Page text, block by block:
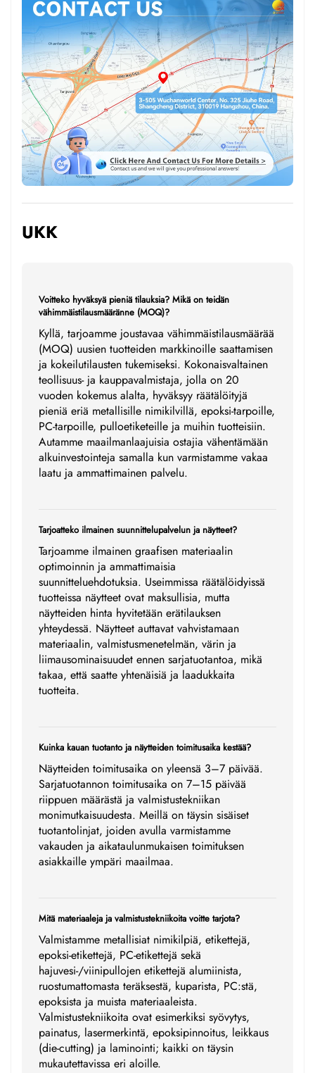
UKK
Voitteko hyväksyä pieniä tilauksia? Mikä on teidän
vähimmäistilausmääränne (MOQ)?
Kyllä, tarjoamme joustavaa vähimmäistilausmäärää
(MOQ) uusien tuotteiden markkinoille saattamisen
ja kokeilutilausten tukemiseksi. Kokonaisvaltainen
teollisuus- ja kauppavalmistaja, jolla on 20
vuoden kokemus alalta, hyväksyy räätälöityjä
pieniä eriä metallisille nimikilvillä, epoksi-tarpoille,
PC-tarpoille, pulloetiketeille ja muihin tuotteisiin.
Autamme maailmanlaajuisia ostajia vähentämään
alkuinvestointeja samalla kun varmistamme vakaa
laatu ja ammattimainen palvelu.
Tarjoatteko ilmainen suunnittelupalvelun ja näytteet?
Tarjoamme ilmainen graafisen materiaalin
optimoinnin ja ammattimaisia
suunnitteluehdotuksia. Useimmissa räätälöidyissä
tuotteissa näytteet ovat maksullisia, mutta
näytteiden hinta hyvitetään erätilauksen
yhteydessä. Näytteet auttavat vahvistamaan
materiaalin, valmistusmenetelmän, värin ja
liimausominaisuudet ennen sarjatuotantoa, mikä
takaa, että saatte yhtenäisiä ja laadukkaita
tuotteita.
Kuinka kauan tuotanto ja näytteiden toimitusaika kestää?
Näytteiden toimitusaika on yleensä 3–7 päivää.
Sarjatuotannon toimitusaika on 7–15 päivää
riippuen määrästä ja valmistustekniikan
monimutkaisuudesta. Meillä on täysin sisäiset
tuotantolinjat, joiden avulla varmistamme
vakauden ja aikataulunmukaisen toimituksen
asiakkaille ympäri maailmaa.
Mitä materiaaleja ja valmistustekniikoita voitte tarjota?
Valmistamme metallisiat nimikilpiä, etikettejä,
epoksi-etikettejä, PC-etikettejä sekä
hajuvesi-/viinipullojen etikettejä alumiinista,
ruostumattomasta teräksestä, kuparista, PC:stä,
epoksista ja muista materiaaleista.
Valmistustekniikoita ovat esimerkiksi syövytys,
painatus, lasermerkintä, epoksipinnoitus, leikkaus
(die-cutting) ja laminointi; kaikki on täysin
mukautettavissa eri aloille.